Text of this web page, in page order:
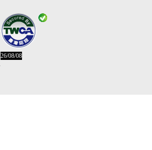
26/08/08